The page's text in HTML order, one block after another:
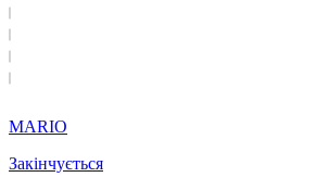
MARIO
Закінчується